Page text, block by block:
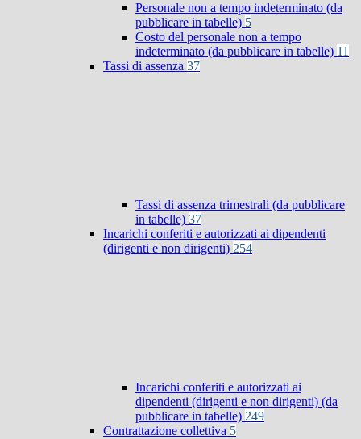
Personale non a tempo indeterminato (da
pubblicare in tabelle) 5
Costo del personale non a tempo
indeterminato (da pubblicare in tabelle) 11
Tassi di assenza 37
Tassi di assenza trimestrali (da pubblicare
in tabelle) 37
Incarichi conferiti e autorizzati ai dipendenti
(dirigenti e non dirigenti) 254
Incarichi conferiti e autorizzati ai
dipendenti (dirigenti e non dirigenti) (da
pubblicare in tabelle) 249
Contrattazione collettiva 5